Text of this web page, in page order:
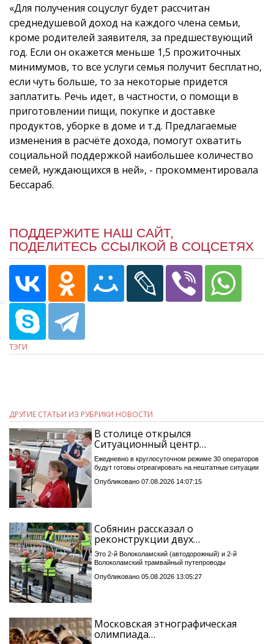
«Для получения соцуслуг будет рассчитан
среднедушевой доход на каждого члена семьи,
кроме родителей заявителя, за предшествующий
год. Если он окажется меньше 1,5 прожиточных
минимумов, то все услуги семья получит бесплатно,
если чуть больше, то за некоторые придется
заплатить. Речь идет, в частности, о помощи в
приготовлении пищи, покупке и доставке
продуктов, уборке в доме и т.д. Предлагаемые
изменения в расчёте дохода, помогут охватить
социальной поддержкой наибольшее количество
семей, нуждающихся в ней», - прокомментировала
Бессараб.
ПОДДЕРЖИТЕ НАШ САЙТ,
ПОДЕЛИТЕСЬ ССЫЛКОЙ В СОЦСЕТЯХ
ТЭГИ
ДРУГИЕ СТАТЬИ ИЗ РУБРИКИ НОВОСТИ
В столице открылся
Ситуационный центр…
Ежедневно в круглосуточном режиме 30 операторов
будут готовы отреагировать на нештатные ситуации
Опубликовано 07.08.2026 14:07:15
Собянин рассказал о
реконструкции двух…
Это 2-й Волоколамский (автодорожный) и 2-й
Волоколамский трамвайный путепроводы
Опубликовано 05.08.2026 13:05:27
Московская этнографическая
олимпиада…